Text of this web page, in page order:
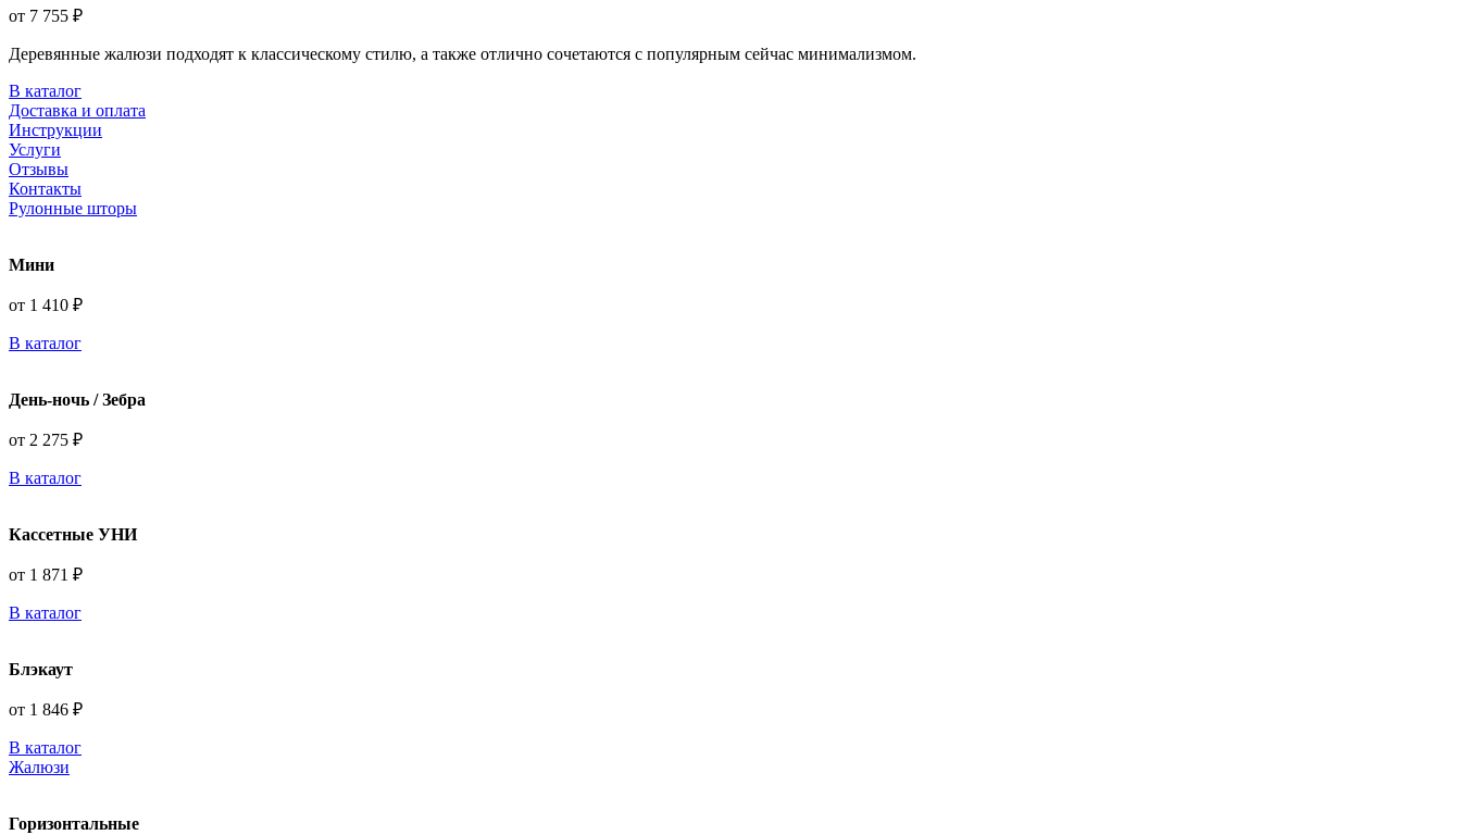
от 7 755 ₽
Деревянные жалюзи подходят к классическому стилю, а также отлично сочетаются с популярным сейчас минимализмом.
В каталог
Доставка и оплата
Инструкции
Услуги
Отзывы
Контакты
Рулонные шторы
Мини
от 1 410 ₽
В каталог
День-ночь / Зебра
от 2 275 ₽
В каталог
Кассетные УНИ
от 1 871 ₽
В каталог
Блэкаут
от 1 846 ₽
В каталог
Жалюзи
Горизонтальные